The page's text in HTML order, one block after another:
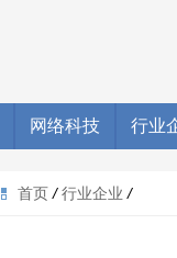
网络科技 行业
首页 / 行业企业 /